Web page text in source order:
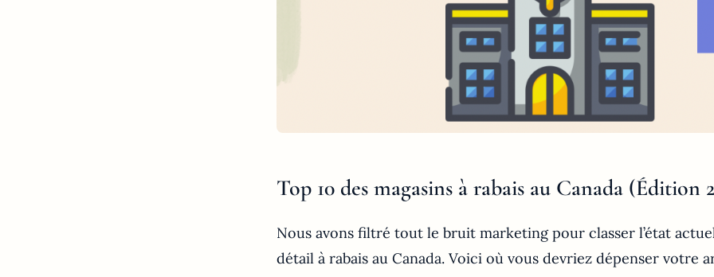
Top 10 des magasins à rabais au Canada (Édition
Nous avons filtré tout le bruit marketing pour classer l’état
détail à rabais au Canada. Voici où vous devriez dépenser votre